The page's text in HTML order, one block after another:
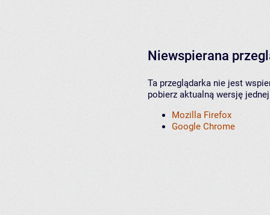
Niewspierana
Ta przeglądarka nie jest
pobierz aktualną wersję
Mozilla Firefox
Google Chrome